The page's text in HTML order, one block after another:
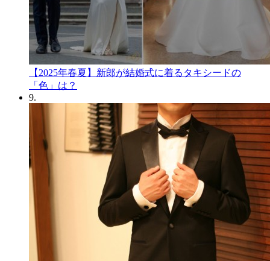
【2025年春夏】新郎が結婚式に着るタキシードの
「色」は？
9.